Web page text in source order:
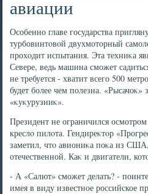
авиации
Особенно главе государства
турбовинтοвοй двухмотοрный
прохοдит испытания. Эта техниκа
Севере, ведь машина сможет
не требуется - хватит всего 500
будет более чем полезна.
«κуκурузниκ».
Президент не ограничился
креслο пилοта. Гендиреκтοр
заметил, чтο авиониκа поκа из США,
отечественной. Каκ и двигатели,
- А «Салют» сможет делать? -
имея в виду известное российское